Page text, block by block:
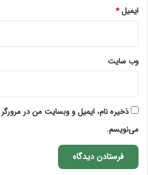
ایمیل*
وب‌ سایت
ذخیره نام، ایمیل و وبسایت من در
می‌نویسم.